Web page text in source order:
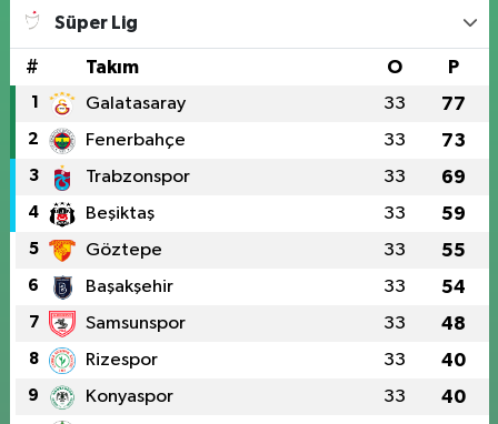
Süper Lig
# Takım O P
1 Galatasaray 33 77
2 Fenerbahçe 33 73
3 Trabzonspor 33 69
4 Beşiktaş 33 59
5 Göztepe 33 55
6 Başakşehir 33 54
7 Samsunspor 33 48
8 Rizespor 33 40
9 Konyaspor 33 40